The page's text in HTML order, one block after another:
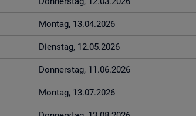
Mon­tag, 13.04.2026
Diens­tag, 12.05.2026
Don­ners­tag, 11.06.2026
Mon­tag, 13.07.2026